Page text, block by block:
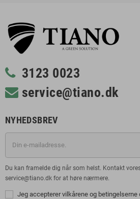
3123 0023
service@tiano.dk
NYHEDSBREV
Du kan framelde dig når som helst. Kontakt
service@tiano.dk for at høre nærmere.
Jeg accepterer vilkårene og